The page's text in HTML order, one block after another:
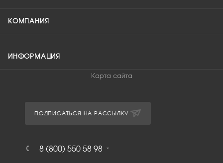
КОМПАНИЯ
ИНФОРМАЦИЯ
Карта сайта
ПОДПИСАТЬСЯ НА РАССЫЛКУ
8 (800) 550 58 98